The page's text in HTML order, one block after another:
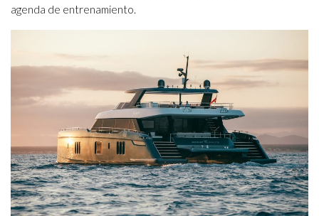
agenda de entrenamiento.